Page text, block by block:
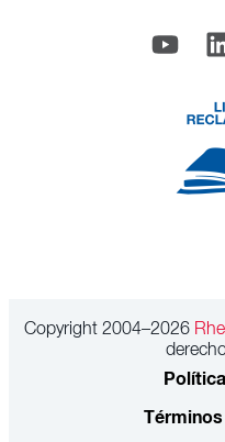
Copyright 2004–2026